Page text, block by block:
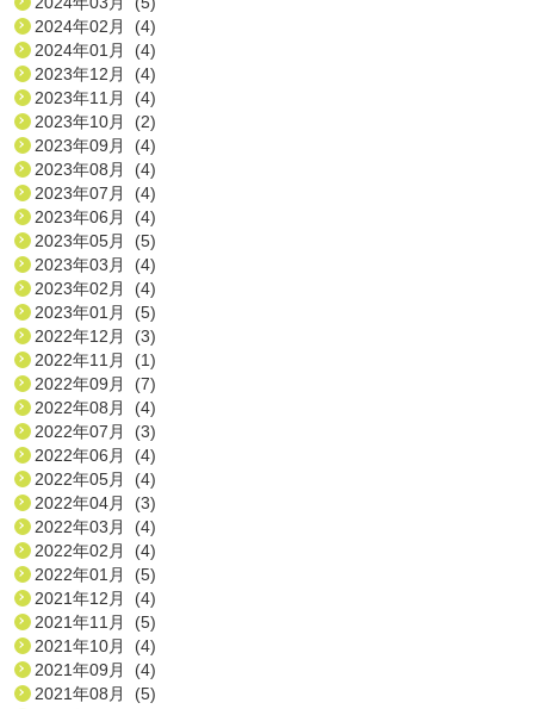
2024年02月 (4)
2024年01月 (4)
2023年12月 (4)
2023年11月 (4)
2023年10月 (2)
2023年09月 (4)
2023年08月 (4)
2023年07月 (4)
2023年06月 (4)
2023年05月 (5)
2023年03月 (4)
2023年02月 (4)
2023年01月 (5)
2022年12月 (3)
2022年11月 (1)
2022年09月 (7)
2022年08月 (4)
2022年07月 (3)
2022年06月 (4)
2022年05月 (4)
2022年04月 (3)
2022年03月 (4)
2022年02月 (4)
2022年01月 (5)
2021年12月 (4)
2021年11月 (5)
2021年10月 (4)
2021年09月 (4)
2021年08月 (5)